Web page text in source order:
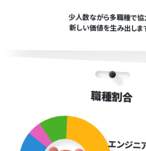
少人数ながら多職種で協
新しい価値を生み出します｡
職種割合